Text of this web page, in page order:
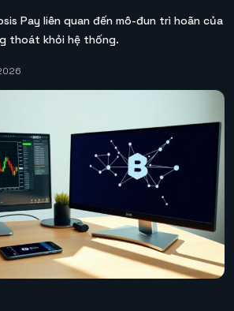
Pay liên quan đến mô-đun trì hoãn của
thoát khỏi hệ thống.